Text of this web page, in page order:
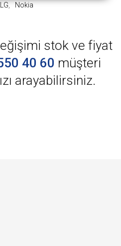
LG Nokia
stok ve fiyat
40 60 müşteri
arayabilirsiniz.